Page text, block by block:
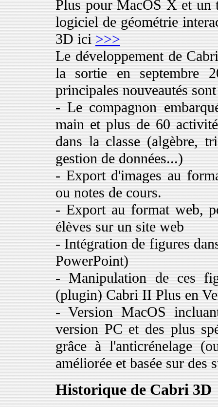
Plus pour MacOS X et un
logiciel de géométrie
3D ici>>>
Le développement de
la sortie en septembre
principales nouveautés
- Le compagnon
main et plus de 60
dans la classe (algèbre,
gestion de données...)
- Export d'images au
ou notes de cours.
- Export au format web,
élèves sur un site web
- Intégration de figures
PowerPoint)
- Manipulation de ces
(plugin) Cabri II Plus en
- Version MacOS
version PC et des plus
grâce à l'anticrénelage
améliorée et basée sur des
Historique de Cabri 3D